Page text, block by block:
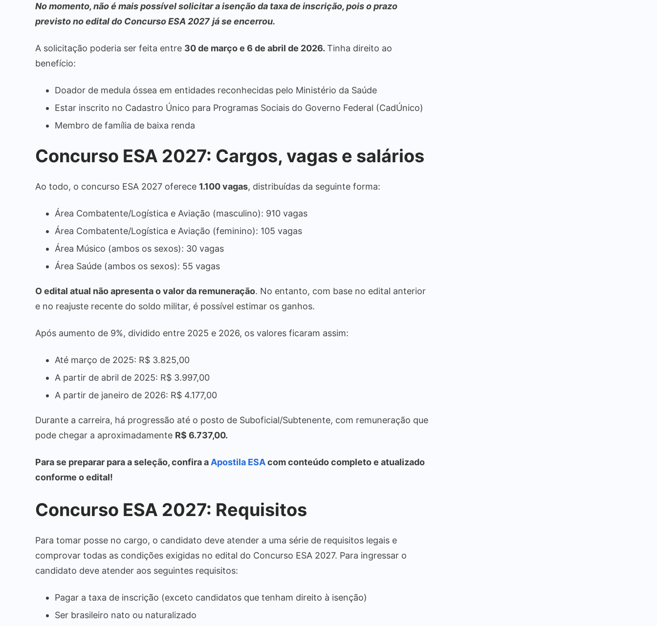
No momento, não é mais possível solicitar a isenção da taxa de inscrição, pois o prazo
previsto no edital do Concurso ESA 2027 já se encerrou.
A solicitação poderia ser feita entre 30 de março e 6 de abril de 2026. Tinha direito ao
benefício:
Doador de medula óssea em entidades reconhecidas pelo Ministério da Saúde
Estar inscrito no Cadastro Único para Programas Sociais do Governo Federal (CadÚnico)
Membro de família de baixa renda
Concurso ESA 2027: Cargos, vagas e salários
Ao todo, o concurso ESA 2027 oferece 1.100 vagas, distribuídas da seguinte forma:
Área Combatente/Logística e Aviação (masculino): 910 vagas
Área Combatente/Logística e Aviação (feminino): 105 vagas
Área Músico (ambos os sexos): 30 vagas
Área Saúde (ambos os sexos): 55 vagas
O edital atual não apresenta o valor da remuneração. No entanto, com base no edital anterior
e no reajuste recente do soldo militar, é possível estimar os ganhos.
Após aumento de 9%, dividido entre 2025 e 2026, os valores ficaram assim:
Até março de 2025: R$ 3.825,00
A partir de abril de 2025: R$ 3.997,00
A partir de janeiro de 2026: R$ 4.177,00
Durante a carreira, há progressão até o posto de Suboficial/Subtenente, com remuneração que
pode chegar a aproximadamente R$ 6.737,00.
Para se preparar para a seleção, confira a Apostila ESAcom conteúdo completo e atualizado
conforme o edital!
Concurso ESA 2027: Requisitos
Para tomar posse no cargo, o candidato deve atender a uma série de requisitos legais e
comprovar todas as condições exigidas no edital do Concurso ESA 2027. Para ingressar o
candidato deve atender aos seguintes requisitos:
Pagar a taxa de inscrição (exceto candidatos que tenham direito à isenção)
Ser brasileiro nato ou naturalizado